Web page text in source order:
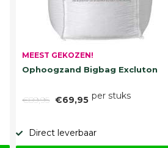
MEEST GEKOZEN!
Ophoogzand Bigbag Excluton
€89,95 €69,95 per stuks
Direct leverbaar